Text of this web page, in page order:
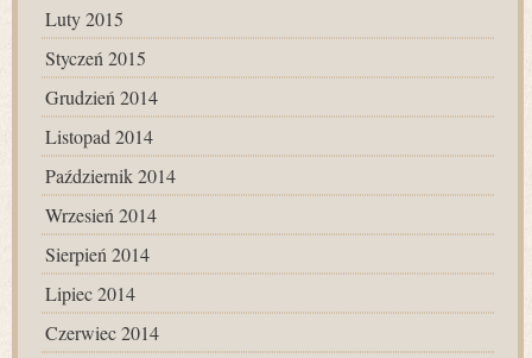
Luty 2015
Styczeń 2015
Grudzień 2014
Listopad 2014
Październik 2014
Wrzesień 2014
Sierpień 2014
Lipiec 2014
Czerwiec 2014